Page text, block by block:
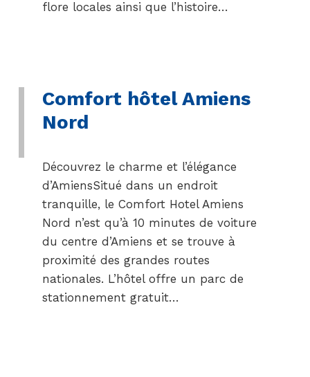
flore locales ainsi que l’histoire…
Comfort hôtel Amiens
Nord
Découvrez le charme et l’élégance
d’AmiensSitué dans un endroit
tranquille, le Comfort Hotel Amiens
Nord n’est qu’à 10 minutes de voiture
du centre d’Amiens et se trouve à
proximité des grandes routes
nationales. L’hôtel offre un parc de
stationnement gratuit…